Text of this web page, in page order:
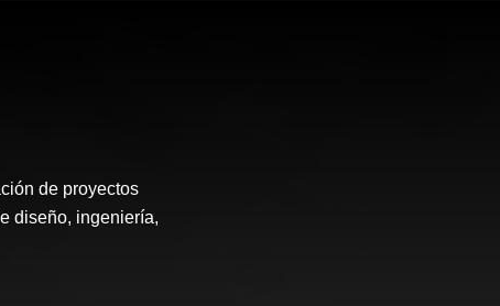
de proyectos
diseño, ingeniería,